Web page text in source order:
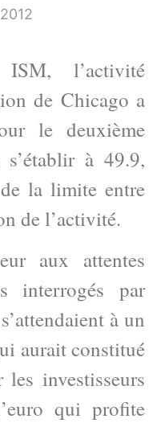
ISM, l’activité
de Chicago a
le deuxième
à 49.9,
la limite entre
de l’activité.
aux attentes
interrogés par
à un
aurait constitué
investisseurs
qui profite